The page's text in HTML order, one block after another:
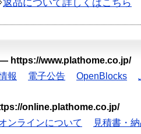
返品について詳しくはこちら
https://www.plathome.co.jp/
報 電子公告 OpenBlocks
online.plathome.co.jp/
ンラインについて
見積書・